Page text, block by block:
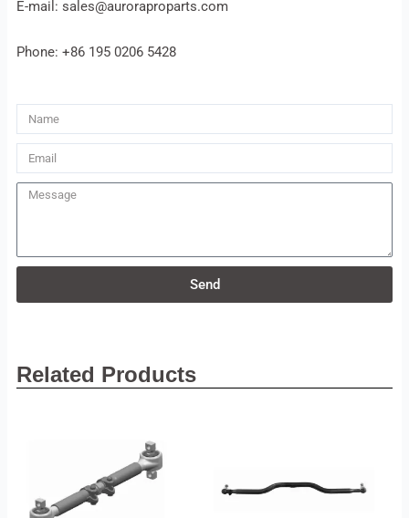
E-mail: sales@auroraproparts.com
Phone: +86 195 0206 5428
Name
Email
Message
Send
Related Products